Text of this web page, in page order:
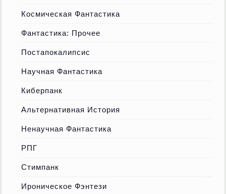
Космическая Фантастика
Фантастика: Прочее
Постапокалипсис
Научная Фантастика
Киберпанк
Альтернативная История
Ненаучная Фантастика
РПГ
Стимпанк
Ироническое Фэнтези